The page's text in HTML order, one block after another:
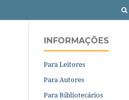
INFORMAÇÕES
Para Leitores
Para Autores
Para Bibliotecários